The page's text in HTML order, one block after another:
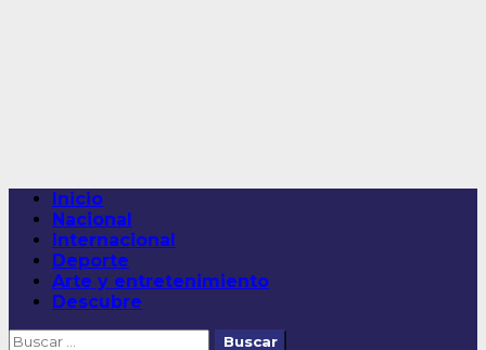
Menú
principal
Inicio
Nacional
Internacional
Deporte
Arte y entretenimiento
Descubre
Buscar: